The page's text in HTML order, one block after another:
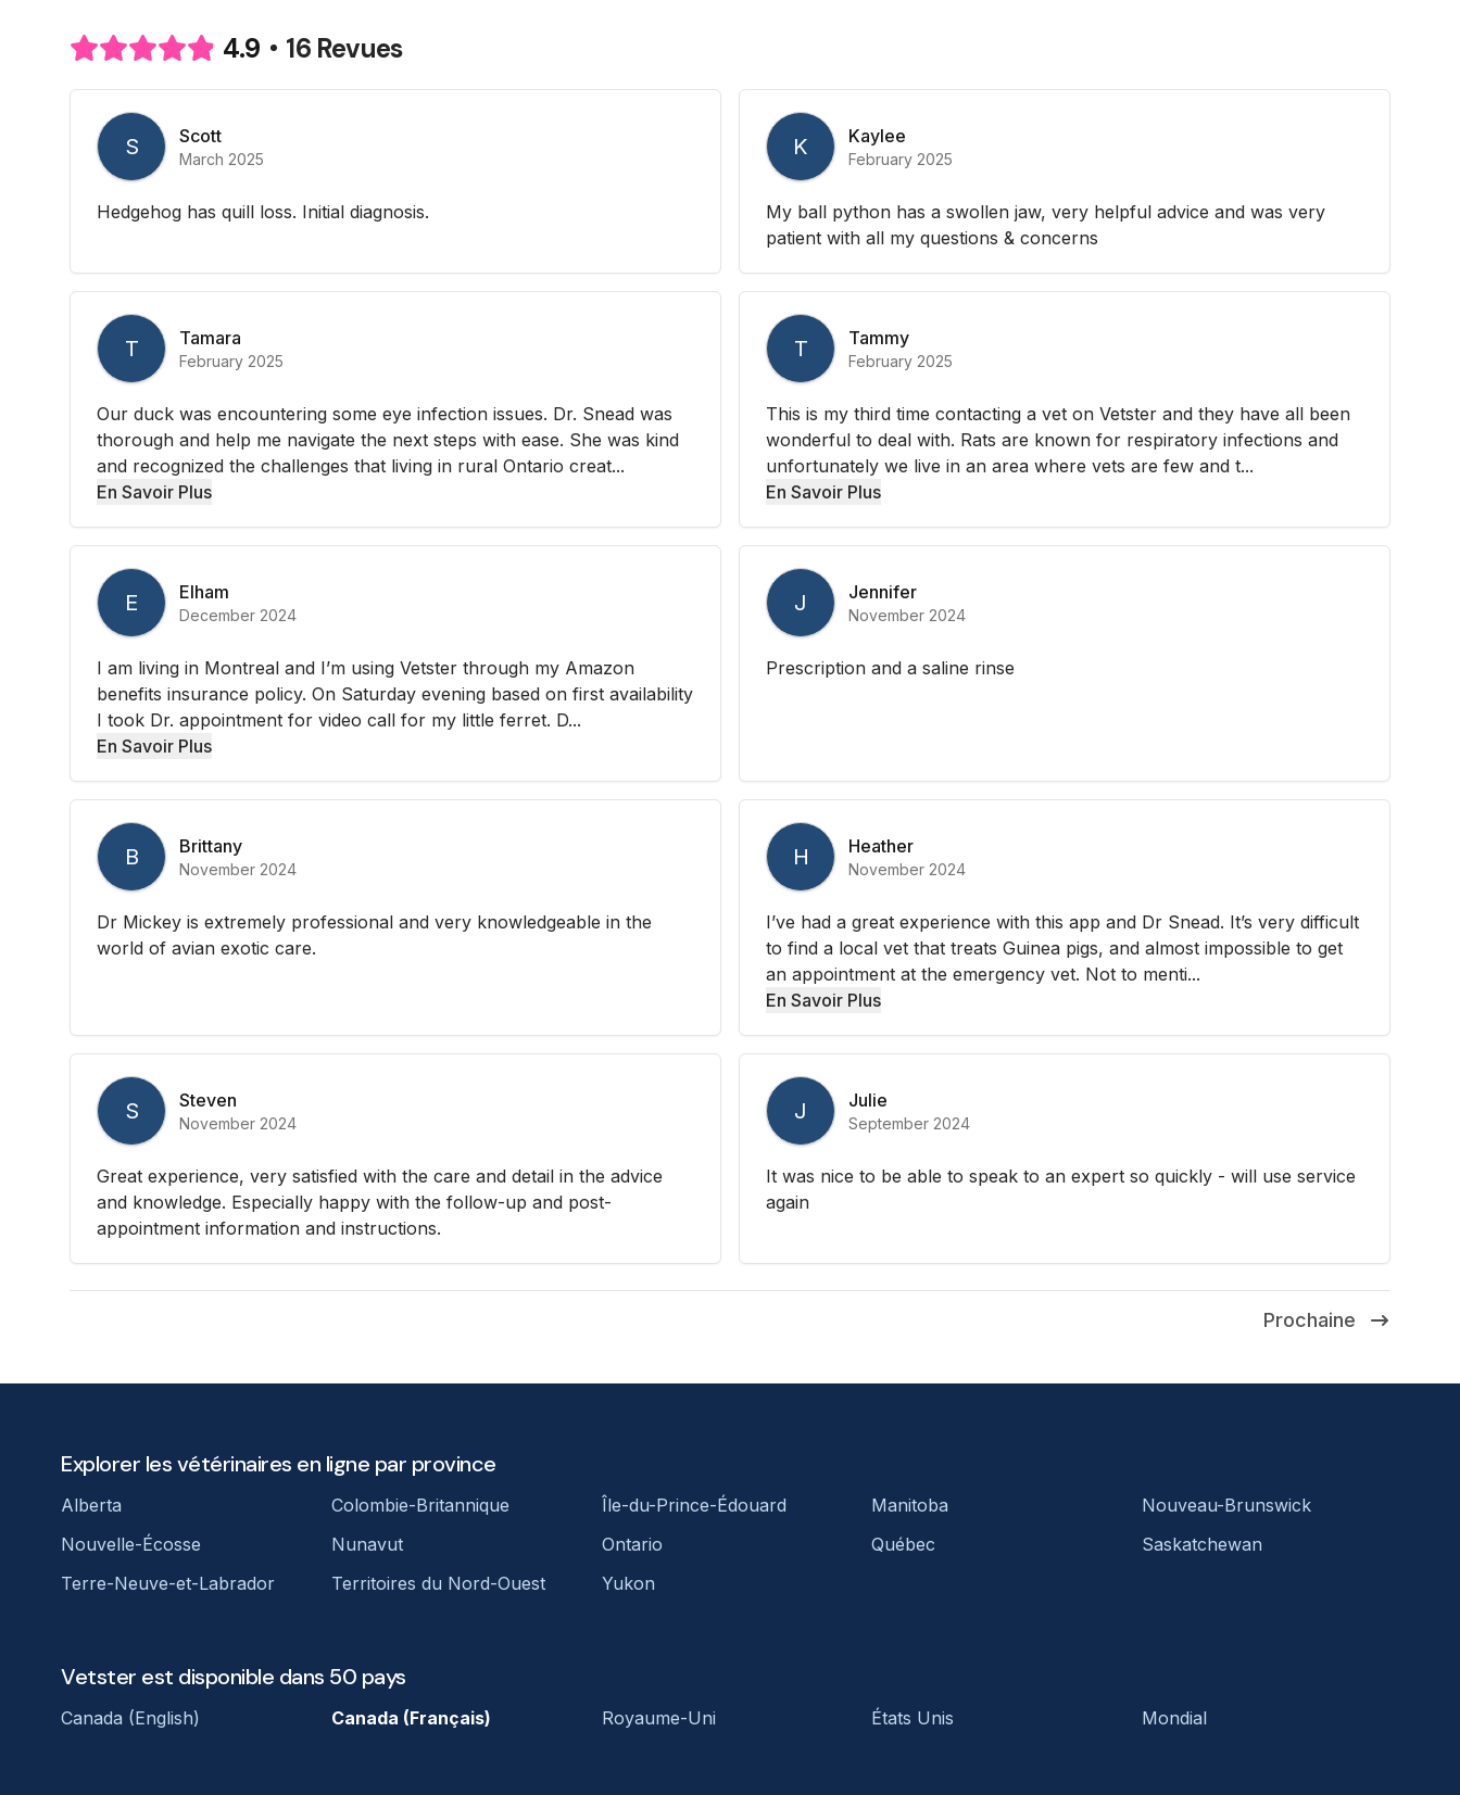
4.9 16 Revues
S Scott
March 2025
Hedgehog has quill loss. Initial diagnosis.
K Kaylee
February 2025
My ball python has a swollen jaw, very helpful advice and was very
patient with all my questions & concerns
T Tamara
February 2025
Our duck was encountering some eye infection issues. Dr. Snead was
thorough and help me navigate the next steps with ease. She was kind
and recognized the challenges that living in rural Ontario creat...
En Savoir Plus
T Tammy
February 2025
This is my third time contacting a vet on Vetster and they have all been
wonderful to deal with. Rats are known for respiratory infections and
unfortunately we live in an area where vets are few and t...
En Savoir Plus
E Elham
December 2024
I am living in Montreal and I’m using Vetster through my Amazon
benefits insurance policy. On Saturday evening based on first availability
I took Dr. appointment for video call for my little ferret. D...
En Savoir Plus
J Jennifer
November 2024
Prescription and a saline rinse
B Brittany
November 2024
Dr Mickey is extremely professional and very knowledgeable in the
world of avian exotic care.
H Heather
November 2024
I’ve had a great experience with this app and Dr Snead. It’s very difficult
to find a local vet that treats Guinea pigs, and almost impossible to get
an appointment at the emergency vet. Not to menti...
En Savoir Plus
S Steven
November 2024
Great experience, very satisfied with the care and detail in the advice
and knowledge. Especially happy with the follow-up and post-
appointment information and instructions.
J Julie
September 2024
It was nice to be able to speak to an expert so quickly - will use service
again
Prochaine
Explorer les vétérinaires en ligne par province
Alberta Colombie-Britannique Île-du-Prince-Édouard Manitoba
Nouveau-Brunswick
Nouvelle-Écosse
Nunavut Ontario Québec
Saskatchewan
Terre-Neuve-et-Labrador
Territoires du Nord-Ouest Yukon
Vetster est disponible dans 50 pays
Canada (English) Canada (Français) Royaume-Uni États Unis Mondial